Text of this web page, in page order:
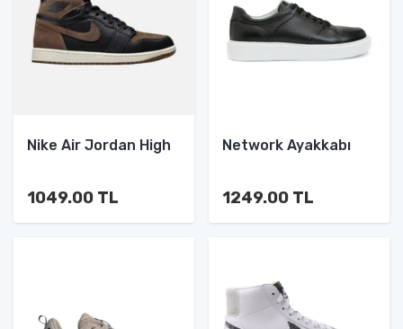
Nike Air Jordan High
1049.00 TL
Network Ayakkabı
1249.00 TL